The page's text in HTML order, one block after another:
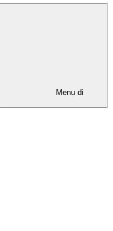
Menu di